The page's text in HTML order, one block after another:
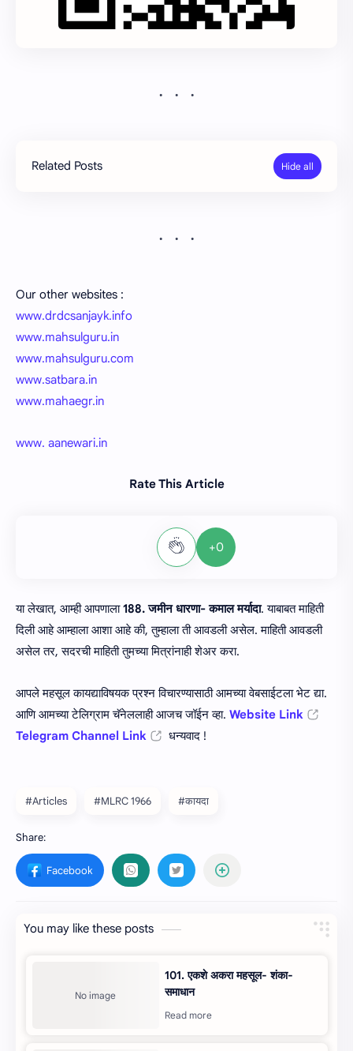
Related Posts
Our other websites :
www.drdcsanjayk.info
www.mahsulguru.in
www.mahsulguru.com
www.satbara.in
www.mahaegr.in
www. aanewari.in
Rate This Article
+0
या लेखात, आम्ही आपणाला188. जमीन धारणा- कमाल मर्यादा. याबाबत माहिती
दिली आहे आम्हाला आशा आहे की, तुम्हाला ती आवडली असेल. माहिती आवडली
असेल तर, सदरची माहिती तुमच्या मित्रांनाही शेअर करा.
आपले महसूल कायद्याविषयक प्रश्न विचारण्यासाठी आमच्या वेबसाईटला भेट द्या.
आणि आमच्या टेलिग्राम चॅनेललाही आजच जॉईन व्हा. Website Link
Telegram Channel Link
धन्यवाद !
#Articles #MLRC 1966 #कायदा
You may like these posts
101. एकशे अकरा महसूल- शंका-
समाधान